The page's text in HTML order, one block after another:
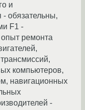
и
- обязательны,
F1 -
опыт ремонта
компьютеров,
навигационных
-